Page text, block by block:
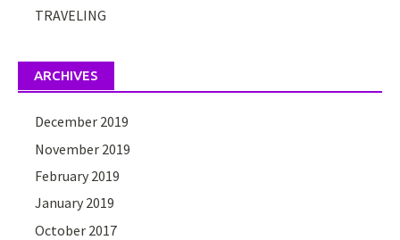
TRAVELING
ARCHIVES
December 2019
November 2019
February 2019
January 2019
October 2017